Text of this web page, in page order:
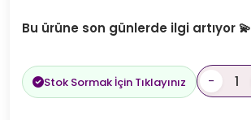
Bu ürüne son günlerde ilgi artıyor 💫
Stok Sormak İçin Tıklayınız -